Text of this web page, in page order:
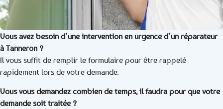
Vous avez besoin d’une intervention en urgence d’un réparateur
à Tanneron ?
Il vous suffit de remplir le formulaire pour être rappelé
rapidement lors de votre demande.
Vous vous demandez combien de temps, il faudra pour que votre
demande soit traitée ?